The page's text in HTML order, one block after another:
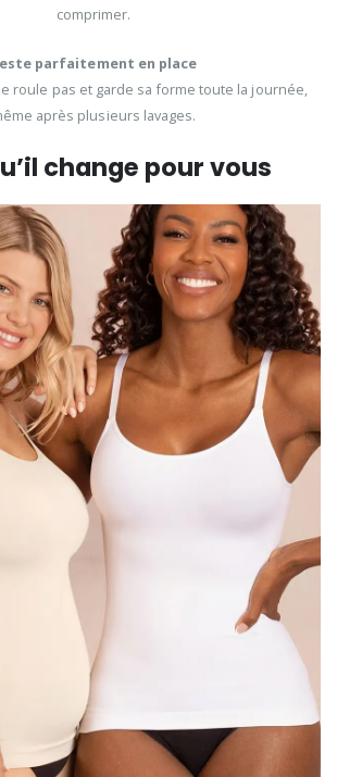
comprimer.
parfaitement en place
roule pas et garde sa forme toute la journée,
après plusieurs lavages.
change pour vous